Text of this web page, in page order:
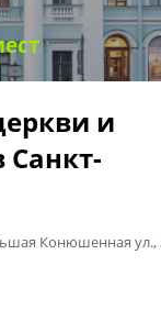
и
Конюшенная ул.,